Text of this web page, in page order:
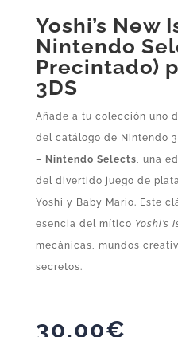
Yoshi’s New
Nintendo
Precintado)
3DS
Añade a tu colección uno
del catálogo de Nintendo
– Nintendo Selects , una
del divertido juego de
Yoshi y Baby Mario. Este
esencia del mítico Yoshi’s
mecánicas, mundos
secretos.
30,00€